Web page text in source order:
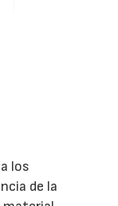
los
de la